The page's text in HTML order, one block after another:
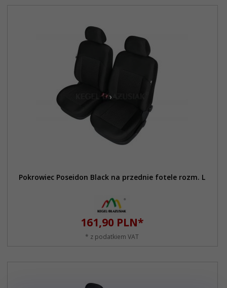
Pokrowiec Poseidon Black na przednie fotele rozm. L
161,90 PLN*
* z podatkiem VAT